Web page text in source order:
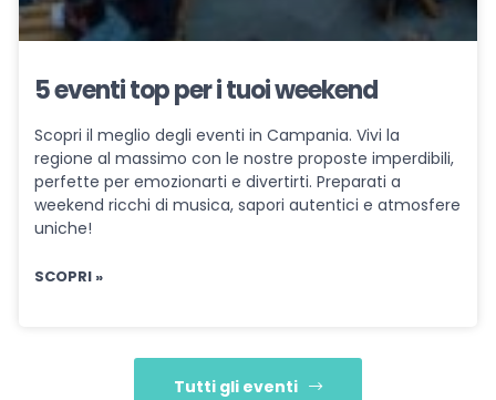
5 eventi top per i tuoi weekend
Scopri il meglio degli eventi in Campania. Vivi la
regione al massimo con le nostre proposte imperdibili,
perfette per emozionarti e divertirti. Preparati a
weekend ricchi di musica, sapori autentici e atmosfere
uniche!
SCOPRI »
Tutti gli eventi